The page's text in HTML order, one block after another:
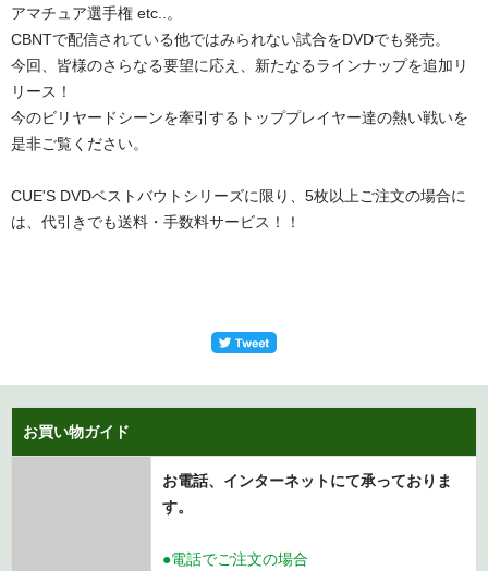
アマチュア選手権 etc..。
CBNTで配信されている他ではみられない試合をDVDでも発売。
今回、皆様のさらなる要望に応え、新たなるラインナップを追加リ
リース！
今のビリヤードシーンを牽引するトッププレイヤー達の熱い戦いを
是非ご覧ください。
CUE'S DVDベストバウトシリーズに限り、5枚以上ご注文の場合に
は、代引きでも送料・手数料サービス！！
お買い物ガイド
お電話、インターネットにて承っておりま
す。
●電話でご注文の場合